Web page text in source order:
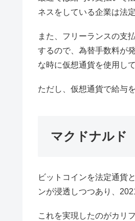
ネスをしている企業は法
また、フリーランスの支
するので、為替手数料が
な時に仮想通貨を使用し
ただし、仮想通貨で給与
マクドナルド
ビットコインを法定通貨
ンが浸透しつつあり、
これを実現したのがカリ